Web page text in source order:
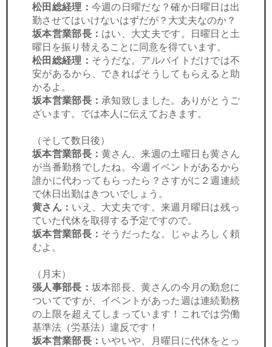
松田総経理： 今週の日曜だな？確か日曜日は出
勤させてはいけないはずだが？大丈夫なのか？
坂本営業部長： はい、大丈夫です。日曜日と土
曜日を振り替えることに同意を得ています。
松田総経理： そうだな。アルバイトだけでは不
安があるから、できればそうしてもらえると助
かるよ。
坂本営業部長：承知致しました。ありがとうご
ざいます。では本人に伝えておきます。
（そして数日後）
坂本営業部長：黄さん、来週の土曜日も黄さん
が当番勤務でしたね。今週イベントがあるから
誰かに代わってもらったら？さすがに２週連続
で休日出勤はきついでしょう。
黄さん： いえ、大丈夫です。来週月曜日は残っ
ていた代休を取得する予定ですので。
坂本営業部長： そうだったな。じゃよろしく頼
むよ。
（月末）
張人事部長： 坂本部長、黄さんの今月の勤怠に
ついてですが、イベントがあった週は連続勤務
の上限を超えてしまっています！これでは労働
基準法（労基法）違反です！
坂本営業部長： いやいや、月曜日に代休をとっ